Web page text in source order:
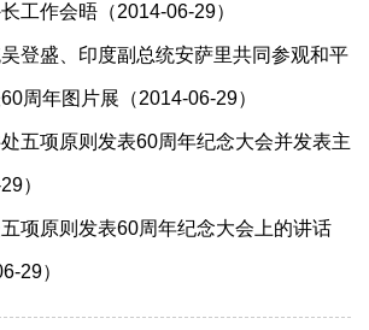
工作会晤（2014-06-29）
登盛、印度副总统安萨里共同参观和平
周年图片展（2014-06-29）
五项原则发表60周年纪念大会并发表主
）
项原则发表60周年纪念大会上的讲话
29）